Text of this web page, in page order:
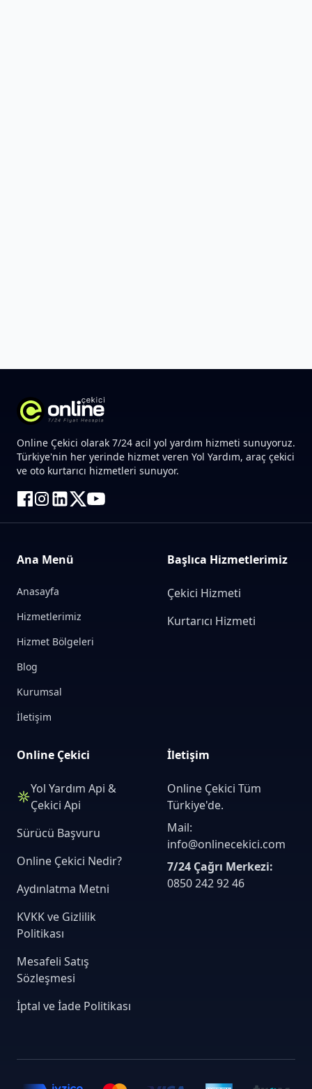
Online Çekici olarak 7/24 acil yol yardım hizmeti sunuyoruz.
Türkiye'nin her yerinde hizmet veren Yol Yardım, araç çekici
ve oto kurtarıcı hizmetleri sunuyor.
Ana Menü
Anasayfa
Hizmetlerimiz
Hizmet Bölgeleri
Blog
Kurumsal
İletişim
Başlıca Hizmetlerimiz
Çekici Hizmeti
Kurtarıcı Hizmeti
Online Çekici
Yol Yardım Api &
Çekici Api
Sürücü Başvuru
Online Çekici Nedir?
Aydınlatma Metni
KVKK ve Gizlilik
Politikası
Mesafeli Satış
Sözleşmesi
İptal ve İade Politikası
İletişim
Online Çekici Tüm
Türkiye'de.
Mail:
info@onlinecekici.com
7/24 Çağrı Merkezi:
0850 242 92 46